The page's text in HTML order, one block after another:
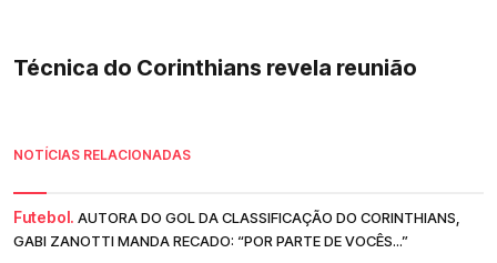
Técnica do Corinthians revela reunião
NOTÍCIAS RELACIONADAS
Futebol. AUTORA DO GOL DA CLASSIFICAÇÃO DO CORINTHIANS,
GABI ZANOTTI MANDA RECADO: “POR PARTE DE VOCÊS...”